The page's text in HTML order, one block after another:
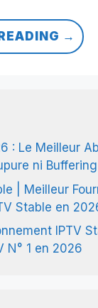
→
: Le Meilleur
ni Buffering
| Meilleur
Stable en
IPTV
N° 1 en 2026